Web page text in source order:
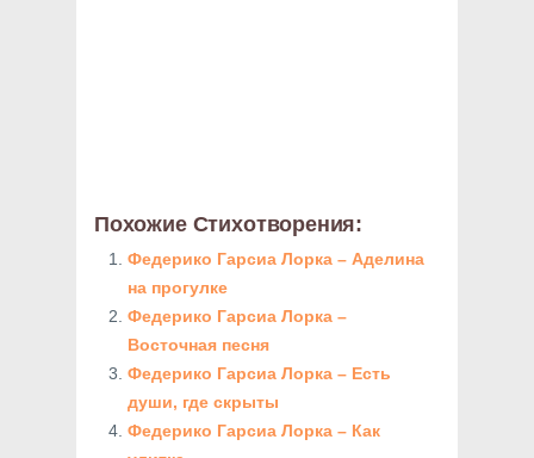
Похожие Стихотворения:
Федерико Гарсиа Лорка – Аделина
на прогулке
Федерико Гарсиа Лорка –
Восточная песня
Федерико Гарсиа Лорка – Есть
души, где скрыты
Федерико Гарсиа Лорка – Как